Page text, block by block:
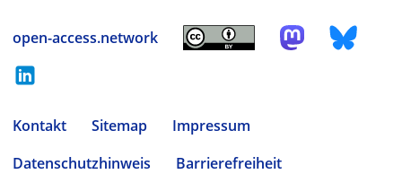
open-access.network
Kontakt Sitemap
Impressum
Datenschutzhinweis
Barrierefreiheit